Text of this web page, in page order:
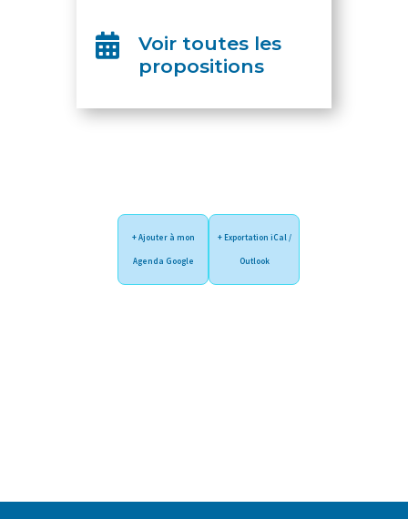

Voir toutes les
propositions
+ Ajouter à mon
Agenda Google
+ Exportation iCal /
Outlook